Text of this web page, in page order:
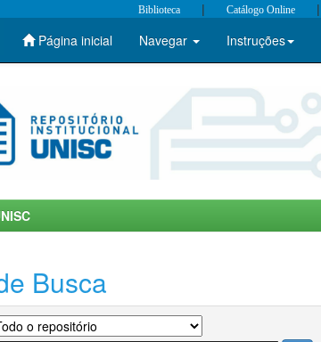
Biblioteca | Catálogo Online |
Página inicial Navegar Instruções
Busca